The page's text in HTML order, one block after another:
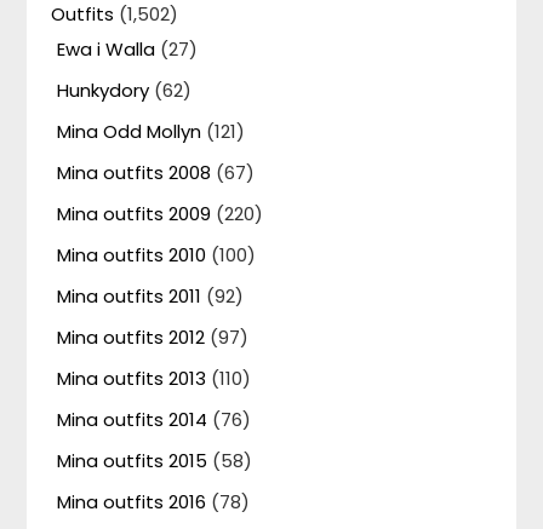
Outfits (1,502)
Ewa i Walla (27)
Hunkydory (62)
Mina Odd Mollyn (121)
Mina outfits 2008 (67)
Mina outfits 2009 (220)
Mina outfits 2010 (100)
Mina outfits 2011 (92)
Mina outfits 2012 (97)
Mina outfits 2013 (110)
Mina outfits 2014 (76)
Mina outfits 2015 (58)
Mina outfits 2016 (78)